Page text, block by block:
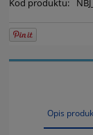
Kod produktu:
Opis